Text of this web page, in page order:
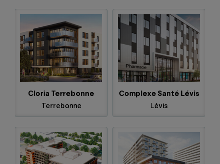
Cloria Terrebonne
Terrebonne
Complexe Santé Lévis
Lévis